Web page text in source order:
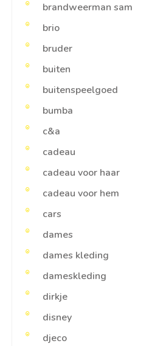
brandweerman sam
brio
bruder
buiten
buitenspeelgoed
bumba
c&a
cadeau
cadeau voor haar
cadeau voor hem
cars
dames
dames kleding
dameskleding
dirkje
disney
djeco